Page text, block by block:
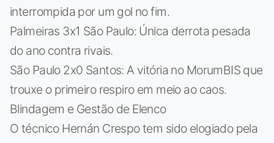
interrompida por um gol no fim.
Palmeiras 3x1 São Paulo: Única derrota pesada
do ano contra rivais.
São Paulo 2x0 Santos: A vitória no MorumBIS que
trouxe o primeiro respiro em meio ao caos.
Blindagem e Gestão de Elenco
O técnico Hernán Crespo tem sido elogiado pela